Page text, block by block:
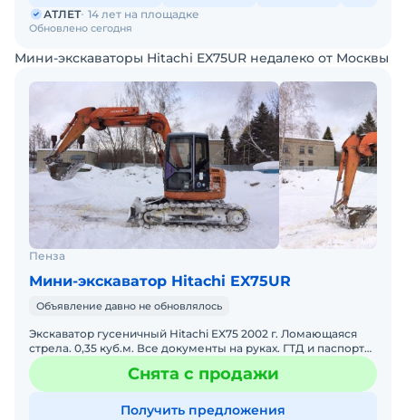
Обновлено сегодня
АТЛЕТ 14 лет на площадке
Мини-экскаваторы Hitachi EX75UR недалеко от Москвы
Пенза
Мини-экскаватор Hitachi EX75UR
Объявление давно не обновлялось
Экскаватор гусеничный Hitachi EX75 2002 г. Ломающаяся
стрела. 0,35 куб.м. Все документы на руках. ГТД и паспорт
самоходной машины. Состояние хорошее. Полность
Снята с продажи
Получить предложения